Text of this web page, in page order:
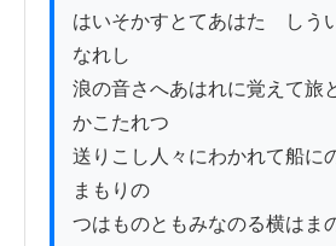
はいそかすとてあはたゝしう
なれし
浪の音さへあはれに覚えて旅
かこたれつゝ
送りこし人々にわかれて船に
まもりの
つはものともみなのる横はま